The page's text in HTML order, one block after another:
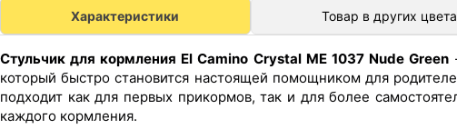
Характеристики Товар в других
Стульчик для кормления El Camino Crystal ME 1037 Nude Green
который быстро становится настоящей помощником для
подходит как для первых прикормов, так и для более
каждого кормления.